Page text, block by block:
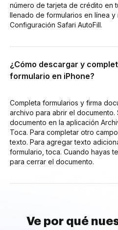
número de tarjeta de crédito en
llenado de formularios en línea y
Configuración Safari AutoFill.
¿Cómo descargar y
formulario en iPhone?
Completa formularios y firma
archivo para abrir el documento.
documento en la aplicación
Toca. Para completar otro
texto. Para agregar texto
formulario, toca. Cuando hayas
para cerrar el documento.
Ve por qué